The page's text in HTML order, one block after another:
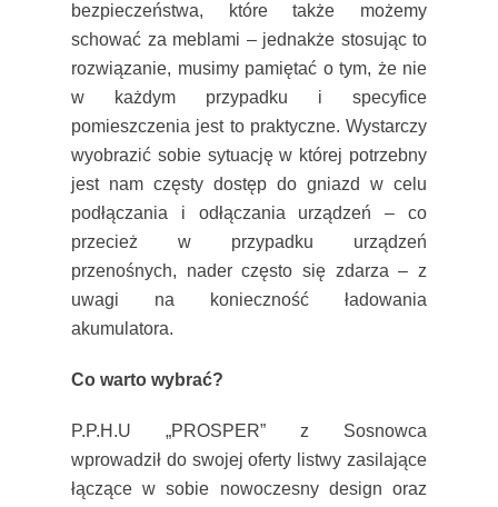
bezpieczeństwa, które także możemy
schować za meblami – jednakże stosując to
rozwiązanie, musimy pamiętać o tym, że nie
w każdym przypadku i specyfice
pomieszczenia jest to praktyczne. Wystarczy
wyobrazić sobie sytuację w której potrzebny
jest nam częsty dostęp do gniazd w celu
podłączania i odłączania urządzeń – co
przecież w przypadku urządzeń
przenośnych, nader często się zdarza – z
uwagi na konieczność ładowania
akumulatora.
Co warto wybrać?
P.P.H.U „PROSPER” z Sosnowca
wprowadził do swojej oferty listwy zasilające
łączące w sobie nowoczesny design oraz